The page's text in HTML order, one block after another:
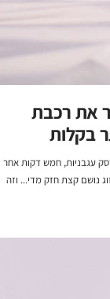
את רכבת
בקלות
עגבניות, חמש דקות אחר
נושם קצת חזק מדי... וזה